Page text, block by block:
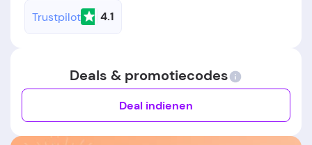
Trustpilot 4.1
Deals & promotiecodes
Deal indienen